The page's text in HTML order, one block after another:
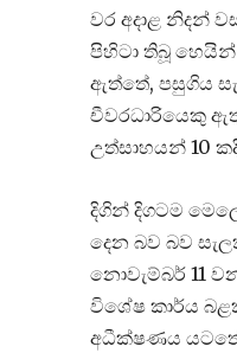
වර අදාළ නිදන්
පිහිටා තිබූ
ඇත්තේ, පසුගිය
චීවරධාරියෙකු
උත්සාහයන් 10
දිගින් දිගටම
දෙන බව බව
නොවැම්බර් 11
විශේෂ කාර්ය
අධීක්ෂණය